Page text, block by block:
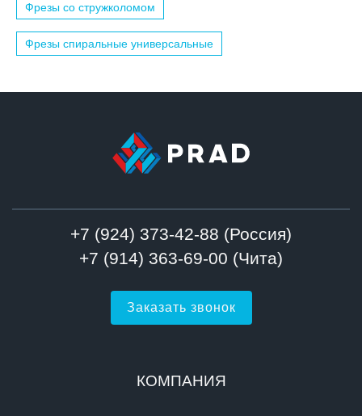
Фрезы со стружколомом
Фрезы спиральные универсальные
+7 (924) 373-42-88 (Россия)
+7 (914) 363-69-00 (Чита)
Заказать звонок
КОМПАНИЯ